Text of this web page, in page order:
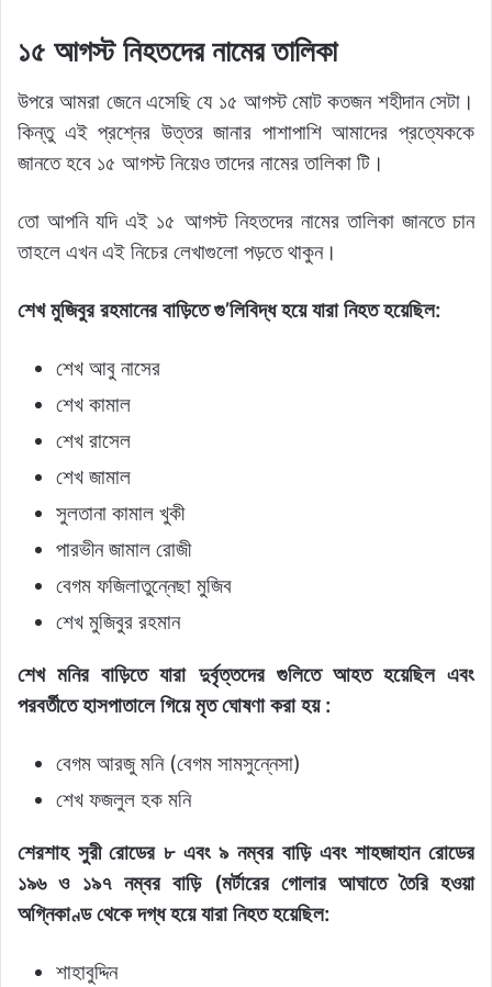
১৫ আগস্ট নিহতদের নামের তালিকা
উপরে আমরা জেনে এসেছি যে ১৫ আগস্ট মোট কতজন শহীদান সেটা।
কিন্তু এই প্রশ্নের উত্তর জানার পাশাপাশি আমাদের প্রত্যেককে
জানতে হবে ১৫ আগস্ট নিয়েও তাদের নামের তালিকা টি।
তো আপনি যদি এই ১৫ আগস্ট নিহতদের নামের তালিকা জানতে চান
তাহলে এখন এই নিচের লেখাগুলো পড়তে থাকুন।
শেখ মুজিবুর রহমানের বাড়িতে গু’লিবিদ্ধ হয়ে যারা নিহত হয়েছিল:
শেখ আবু নাসের
শেখ কামাল
শেখ রাসেল
শেখ জামাল
সুলতানা কামাল খুকী
পারভীন জামাল রোজী
বেগম ফজিলাতুন্নেছা মুজিব
শেখ মুজিবুর রহমান
শেখ মনির বাড়িতে যারা দুর্বৃত্তদের গুলিতে আহত হয়েছিল এবং
পরবর্তীতে হাসপাতালে গিয়ে মৃত ঘোষণা করা হয় :
বেগম আরজু মনি (বেগম সামসুন্নেসা)
শেখ ফজলুল হক মনি
শেরশাহ সুরী রোডের ৮ এবং ৯ নম্বর বাড়ি এবং শাহজাহান রোডের
১৯৬ ও ১৯৭ নম্বর বাড়ি (মর্টারের গোলার আঘাতে তৈরি হওয়া
অগ্নিকাণ্ড থেকে দগ্ধ হয়ে যারা নিহত হয়েছিল:
শাহাবুদ্দিন